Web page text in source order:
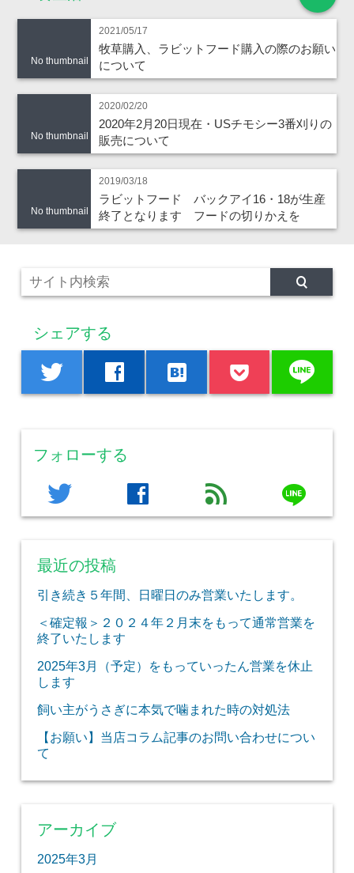
No thumbnail
2021/05/17
牧草購入、ラビットフード購入の際のお願い
について
No thumbnail
2020/02/20
2020年2月20日現在・USチモシー3番刈りの
販売について
No thumbnail
2019/03/18
ラビットフード バックアイ16・18が生産
終了となります フードの切りかえを
シェアする
twitter facebook hatenabookmark line
フォローする
twitter facebook feed line
最近の投稿
引き続き５年間、日曜日のみ営業いたします。
＜確定報＞２０２４年２月末をもって通常営業を
終了いたします
2025年3月（予定）をもっていったん営業を休止
します
飼い主がうさぎに本気で噛まれた時の対処法
【お願い】当店コラム記事のお問い合わせについ
て
アーカイブ
2025年3月